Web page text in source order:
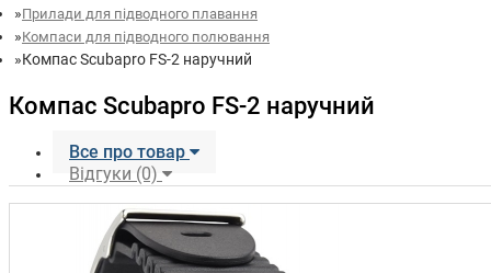
Прилади для підводного плавання
Компаси для підводного полювання
Компас Scubapro FS-2 наручний
Компас Scubapro FS-2 наручний
Все про товар
Відгуки (0)